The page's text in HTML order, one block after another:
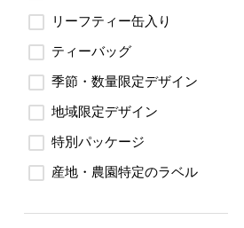
リーフティー缶入り
ティーバッグ
季節・数量限定デザイン
地域限定デザイン
特別パッケージ
産地・農園特定のラベル